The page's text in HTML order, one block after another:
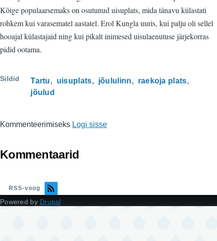
Kõige populaarsemaks on osutunud uisuplats, mida tänavu külastati
rohkem kui varasematel aastatel. Erol Kungla uuris, kui palju oli sellel
hooajal külastajaid ning kui pikalt inimesed uisulaenutuse järjekorras
pidid ootama.
Sildid Tartu uisuplats jõululinn
raekoja plats
jõulud
Kommenteerimiseks Logi sisse
Kommentaarid
RSS-voog
Powered by Drupal